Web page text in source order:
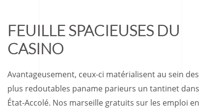
FEUILLE SPACIEUSES DU
CASINO
Avantageusement, ceux-ci matérialisent au sein des
plus redoutables paname parieurs un tantinet dans
État-Accolé. Nos marseille gratuits sur les emploi en